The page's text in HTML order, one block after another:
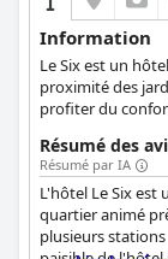
Information
Le Six est un
proximité des
profiter du
du spa et passer
romantique
Résumé des
Résumé par IA
L'hôtel Le Six est
quartier animé
plusieurs